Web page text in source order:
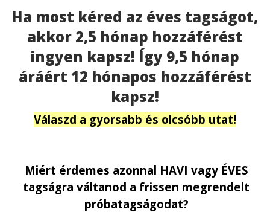
Ha most kéred az éves tagságot,
akkor 2,5 hónap hozzáférést
ingyen kapsz! Így 9,5 hónap
áráért 12 hónapos hozzáférést
kapsz!
Válaszd a gyorsabb és olcsóbb utat!
Miért érdemes azonnal HAVI vagy ÉVES
tagságra váltanod a frissen megrendelt
próbatagságodat?